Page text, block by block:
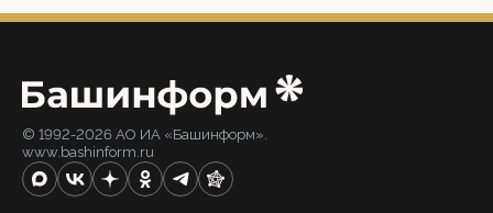
© 1992-2026 АО ИА «Башинформ».
www.bashinform.ru